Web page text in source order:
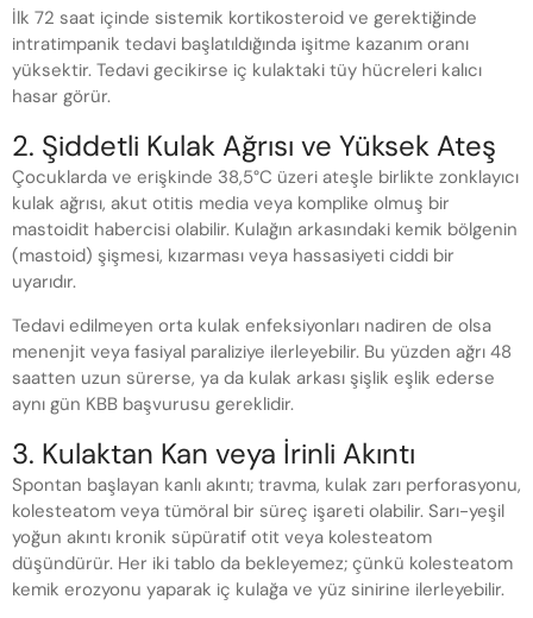
İlk 72 saat içinde sistemik kortikosteroid ve gerektiğinde
intratimpanik tedavi başlatıldığında işitme kazanım oranı
yüksektir. Tedavi gecikirse iç kulaktaki tüy hücreleri kalıcı
hasar görür.
2. Şiddetli Kulak Ağrısı ve Yüksek Ateş
Çocuklarda ve erişkinde 38,5°C üzeri ateşle birlikte zonklayıcı
kulak ağrısı, akut otitis media veya komplike olmuş bir
mastoidit habercisi olabilir. Kulağın arkasındaki kemik bölgenin
(mastoid) şişmesi, kızarması veya hassasiyeti ciddi bir
uyarıdır.
Tedavi edilmeyen orta kulak enfeksiyonları nadiren de olsa
menenjit veya fasiyal paraliziye ilerleyebilir. Bu yüzden ağrı 48
saatten uzun sürerse, ya da kulak arkası şişlik eşlik ederse
aynı gün KBB başvurusu gereklidir.
3. Kulaktan Kan veya İrinli Akıntı
Spontan başlayan kanlı akıntı; travma, kulak zarı perforasyonu,
kolesteatom veya tümöral bir süreç işareti olabilir. Sarı-yeşil
yoğun akıntı kronik süpüratif otit veya kolesteatom
düşündürür. Her iki tablo da bekleyemez; çünkü kolesteatom
kemik erozyonu yaparak iç kulağa ve yüz sinirine ilerleyebilir.